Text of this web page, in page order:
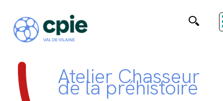
Atelier Chasseur
de la préhistoire